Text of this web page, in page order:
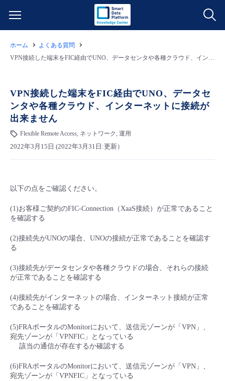
サービス一覧
クラウド/サーバー
ネットワーク
モニタリング/監査
サポート
すべてのメニューを見る
データ利活用
クラウド/サーバー
IoT
モニタリング/監査
管理機能
すべてのメニューを見る
料金情報
料金シミュレーター
クラウド/サーバー
ネットワーク
モニタリング/監査
サポート
すべてのメニューを見る
ご利用開始ガイド
- 管理機能
- 登録情報の管理
- APIリファレンス
- バックアップ
- セキュリティ・監査
- IoT
- マルチクラウド利用
- リモートワーク
- ITインフラストラクチャー
サービス稼働状況
メンテナンス予定
定期メンテナンス
販売パートナー向けプログラム
協業パートナー
トレーニング/操作動画
脱炭素化
ホーム
よくある質問
VPN接続した端末をFIC経由でUNO、データセンタや各種クラウド、インターネットに接続が出来ません
VPN接続した端末をFIC経由でUNO、データセ
ンタや各種クラウド、インターネットに接続が
出来ません
Flexible Remote Access, ネットワーク, 運用
2022年3月15日 (2022年3月31日:更新）
以下の点をご確認ください。
(1)お客様ご契約のFIC-Connection（XaaS接続）が正常であること
を確認する
(2)接続先がUNOの場合、UNOの接続が正常であることを確認す
る
(3)接続先がデータセンタや各種クラウドの場合、それらの接続
が正常であることを確認する
(4)接続先がインターネットの場合、インターネット接続が正常
であることを確認する
(5)FRAポータルのMonitorにおいて、送信元ゾーンが「VPN」、
宛先ゾーンが「VPNFIC」となっている
該当の通信が存在するか確認する
(6)FRAポータルのMonitorにおいて、送信元ゾーンが「VPN」、
宛先ゾーンが「VPNFIC」となっている